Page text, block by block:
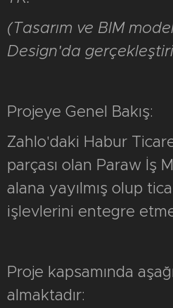
(Tasarım ve BIM
Design'da
Projeye Genel Bakış:
Zahlo'daki Habur
parçası olan Paraw İş
alana yayılmış olup
işlevlerini entegre
Proje kapsamında
almaktadır: